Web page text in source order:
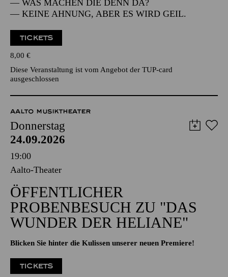
— WAS MACHEN DIE DENN DA?
— KEINE AHNUNG, ABER ES WIRD GEIL.
TICKETS
8,00 €
Diese Veranstaltung ist vom Angebot der TUP-card
ausgeschlossen
AALTO MUSIKTHEATER
Donnerstag
24.09.2026
19:00
Aalto-Theater
ÖFFENTLICHER
PROBENBESUCH ZU "DAS
WUNDER DER HELIANE"
Blicken Sie hinter die Kulissen unserer neuen Premiere!
TICKETS